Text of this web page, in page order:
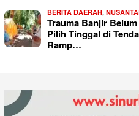
BERITA DAERAH,
Trauma Banjir
Pilih Tinggal di
Ramp…